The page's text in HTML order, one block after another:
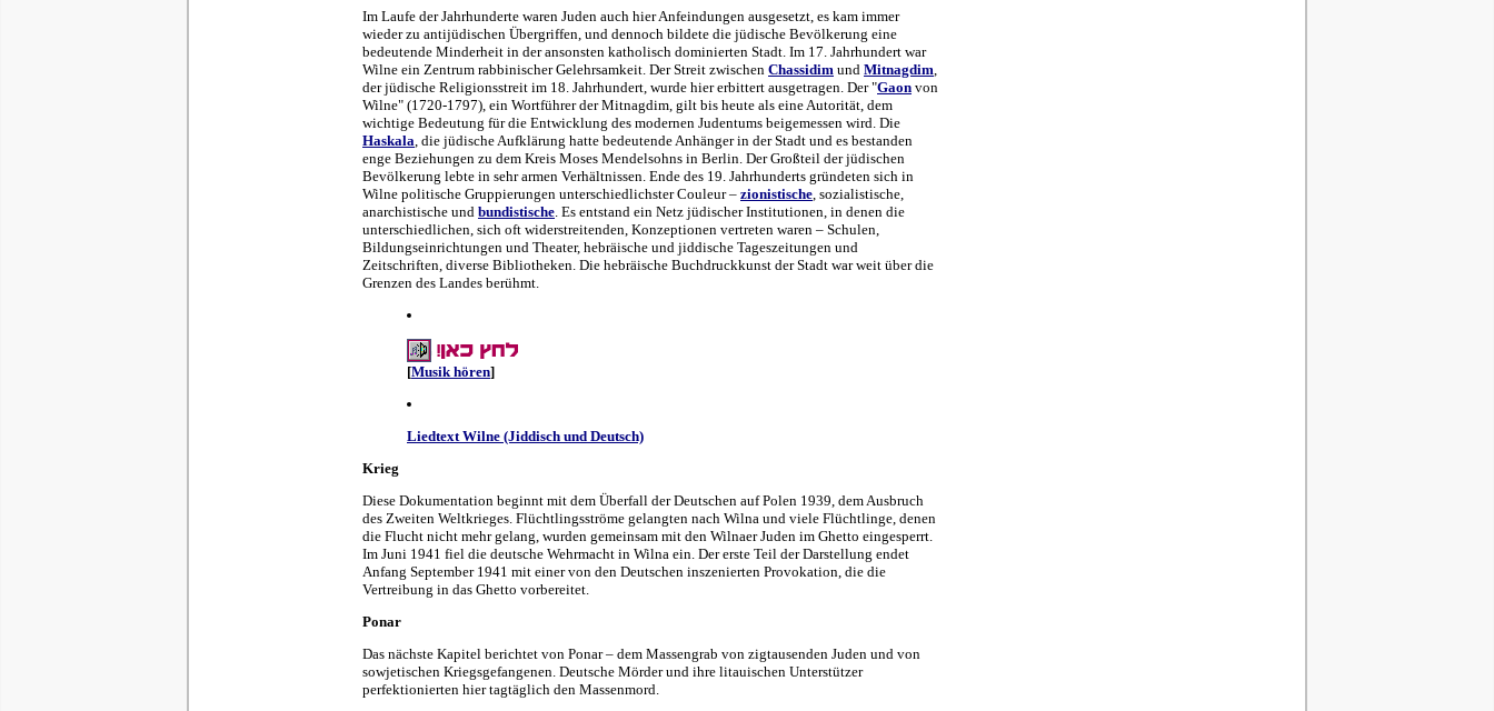
Im Laufe der Jahrhunderte waren Juden auch hier Anfeindungen ausgesetzt, es kam immer
wieder zu antijüdischen Übergriffen, und dennoch bildete die jüdische Bevölkerung eine
bedeutende Minderheit in der ansonsten katholisch dominierten Stadt. Im 17. Jahrhundert war
Wilne ein Zentrum rabbinischer Gelehrsamkeit. Der Streit zwischen Chassidim und Mitnagdim
der jüdische Religionsstreit im 18. Jahrhundert, wurde hier erbittert ausgetragen. Der "Gaon von
Wilne" (1720-1797), ein Wortführer der Mitnagdim, gilt bis heute als eine Autorität, dem
wichtige Bedeutung für die Entwicklung des modernen Judentums beigemessen wird. Die
Haskala , die jüdische Aufklärung hatte bedeutende Anhänger in der Stadt und es bestanden
enge Beziehungen zu dem Kreis Moses Mendelsohns in Berlin. Der Großteil der jüdischen
Bevölkerung lebte in sehr armen Verhältnissen. Ende des 19. Jahrhunderts gründeten sich in
Wilne politische Gruppierungen unterschiedlichster Couleur – zionistische , sozialistische,
anarchistische und bundistische . Es entstand ein Netz jüdischer Institutionen, in denen die
unterschiedlichen, sich oft widerstreitenden, Konzeptionen vertreten waren – Schulen,
Bildungseinrichtungen und Theater, hebräische und jiddische Tageszeitungen und
Zeitschriften, diverse Bibliotheken. Die hebräische Buchdruckkunst der Stadt war weit über die
Grenzen des Landes berühmt.
[Musik hören]
Liedtext Wilne (Jiddisch und Deutsch)
Krieg
Diese Dokumentation beginnt mit dem Überfall der Deutschen auf Polen 1939, dem Ausbruch
des Zweiten Weltkrieges. Flüchtlingsströme gelangten nach Wilna und viele Flüchtlinge, denen
die Flucht nicht mehr gelang, wurden gemeinsam mit den Wilnaer Juden im Ghetto eingesperrt.
Im Juni 1941 fiel die deutsche Wehrmacht in Wilna ein. Der erste Teil der Darstellung endet
Anfang September 1941 mit einer von den Deutschen inszenierten Provokation, die die
Vertreibung in das Ghetto vorbereitet.
Ponar
Das nächste Kapitel berichtet von Ponar – dem Massengrab von zigtausenden Juden und von
sowjetischen Kriegsgefangenen. Deutsche Mörder und ihre litauischen Unterstützer
perfektionierten hier tagtäglich den Massenmord.